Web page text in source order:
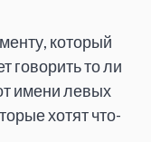
который
говорить то ли
имени левых
хотят что-